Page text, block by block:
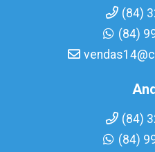
(84)
(84)
(84)
(84)